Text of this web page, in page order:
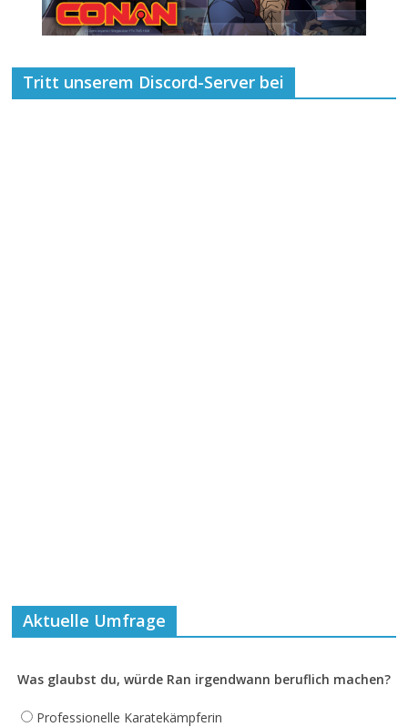
Tritt unserem Discord-Server bei
Aktuelle Umfrage
Was glaubst du, würde Ran irgendwann beruflich machen?
Professionelle Karatekämpferin